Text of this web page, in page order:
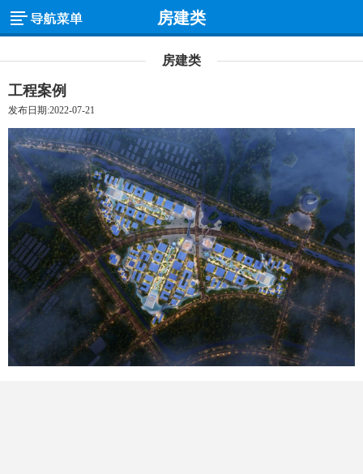
房建类
房建类
工程案例
发布日期:2022-07-21